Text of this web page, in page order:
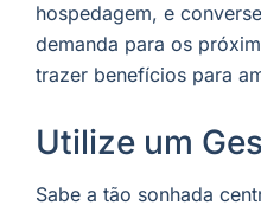
hospedagem, e
demanda para os
trazer benefícios para
Utilize um
Sabe a tão sonhada